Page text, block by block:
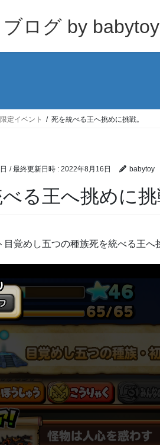
ログ by babytoy
定イベント 死を統べる王へ挑めに挑戦。
/ 最終更新日時 : 2022年8月16日 babytoy
る王へ挑めに挑
目覚めし五つの種族死を統べる王へ